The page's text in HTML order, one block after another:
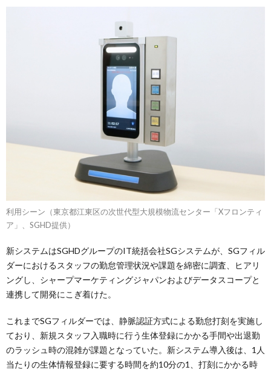
利用シーン（東京都江東区の次世代型大規模物流センター「Xフロンティ
ア」、SGHD提供）
新システムはSGHDグループのIT統括会社SGシステムが、SGフィル
ダーにおけるスタッフの勤怠管理状況や課題を綿密に調査、ヒアリ
ングし、シャープマーケティングジャパンおよびデータスコープと
連携して開発にこぎ着けた。
これまでSGフィルダーでは、静脈認証方式による勤怠打刻を実施し
ており、新規スタッフ入職時に行う生体登録にかかる手間や出退勤
のラッシュ時の混雑が課題となっていた。新システム導入後は、1人
当たりの生体情報登録に要する時間を約10分の1、打刻にかかる時